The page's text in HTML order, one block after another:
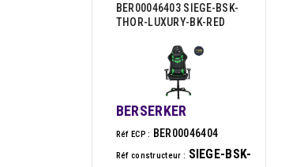
BER00046403 SIEGE-BSK-
THOR-LUXURY-BK-RED
BERSERKER
Réf ECP : BER00046404
Réf constructeur : SIEGE-BSK-